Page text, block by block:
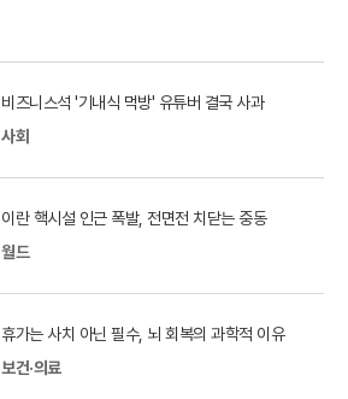
비즈니스석 '기내식 먹방' 유튜버 결국 사과
사회
이란 핵시설 인근 폭발, 전면전 치닫는 중동
월드
휴가는 사치 아닌 필수, 뇌 회복의 과학적 이유
보건·의료